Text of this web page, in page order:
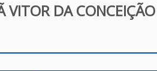
VITOR DA CONCEIÇÃO